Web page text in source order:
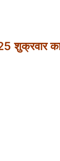
शुक्रवार